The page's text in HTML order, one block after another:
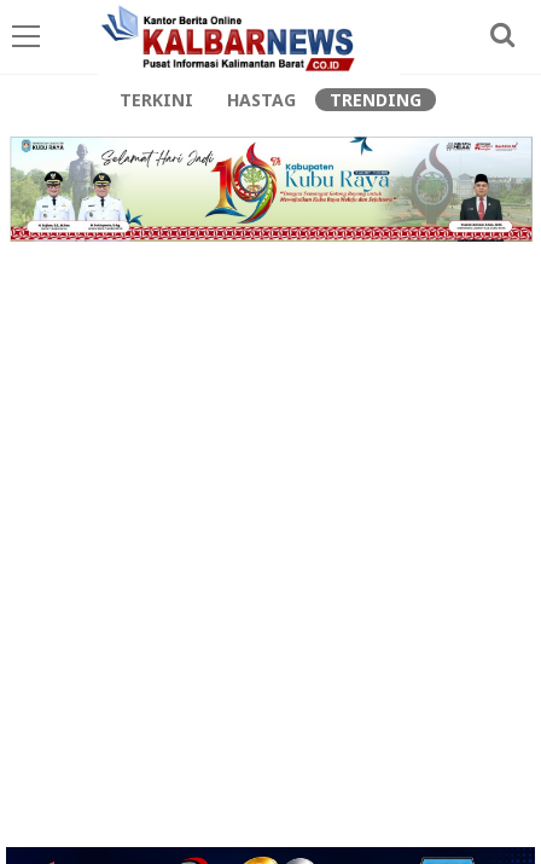
TERKINI HASTAG TRENDING